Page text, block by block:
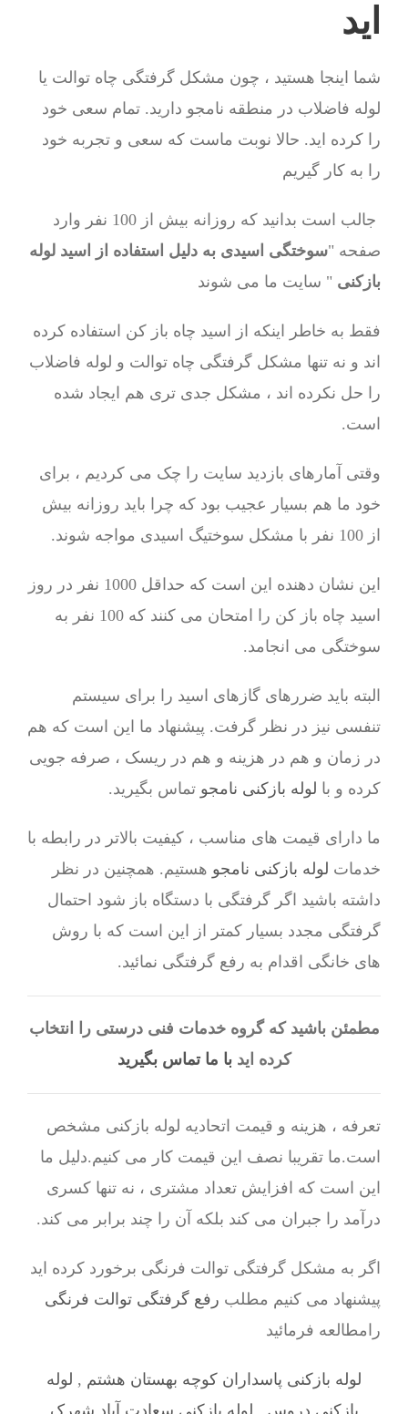
اید
شما اینجا هستید ، چون مشکل گرفتگی چاه توالت یا
لوله فاضلاب در منطقه نامجو دارید. تمام سعی خود
را کرده اید. حالا نوبت ماست که سعی و تجربه خود
را به کار گیریم
جالب است بدانید که روزانه بیش از 100 نفر وارد
صفحه "سوختگی اسیدی به دلیل استفاده از اسید لوله
بازکنی " سایت ما می شوند
فقط به خاطر اینکه از اسید چاه باز کن استفاده کرده
اند و نه تنها مشکل گرفتگی چاه توالت و لوله فاضلاب
را حل نکرده اند ، مشکل جدی تری هم ایجاد شده
است.
وقتی آمارهای بازدید سایت را چک می کردیم ، برای
خود ما هم بسیار عجیب بود که چرا باید روزانه بیش
از 100 نفر با مشکل سوختیگ اسیدی مواجه شوند.
این نشان دهنده این است که حداقل 1000 نفر در روز
اسید چاه باز کن را امتحان می کنند که 100 نفر به
سوختگی می انجامد.
البته باید ضررهای گازهای اسید را برای سیستم
تنفسی نیز در نظر گرفت. پیشنهاد ما این است که هم
در زمان و هم در هزینه و هم در ریسک ، صرفه جویی
کرده و با لوله بازکنی نامجو تماس بگیرید.
ما دارای قیمت های مناسب ، کیفیت بالاتر در رابطه با
خدمات لوله بازکنی نامجو هستیم. همچنین در نظر
داشته باشید اگر گرفتگی با دستگاه باز شود احتمال
گرفتگی مجدد بسیار کمتر از این است که با روش
های خانگی اقدام به رفع گرفتگی نمائید.
مطمئن باشید که گروه خدمات فنی درستی را انتخاب
کرده ایدبا ما تماس بگیرید
تعرفه ، هزینه و قیمت اتحادیه لوله بازکنی مشخص
است.ما تقریبا نصف این قیمت کار می کنیم.دلیل ما
این است که افزایش تعداد مشتری ، نه تنها کسری
درآمد را جبران می کند بلکه آن را چند برابر می کند.
اگر به مشکل گرفتگی توالت فرنگی برخورد کرده اید
پیشنهاد می کنیم مطلب رفع گرفتگی توالت فرنگی
رامطالعه فرمائید
لوله بازکنی پاسداران کوچه بهستان هشتم , لوله
بازکنی دروس
لوله بازکنی سعادت آباد شهرک